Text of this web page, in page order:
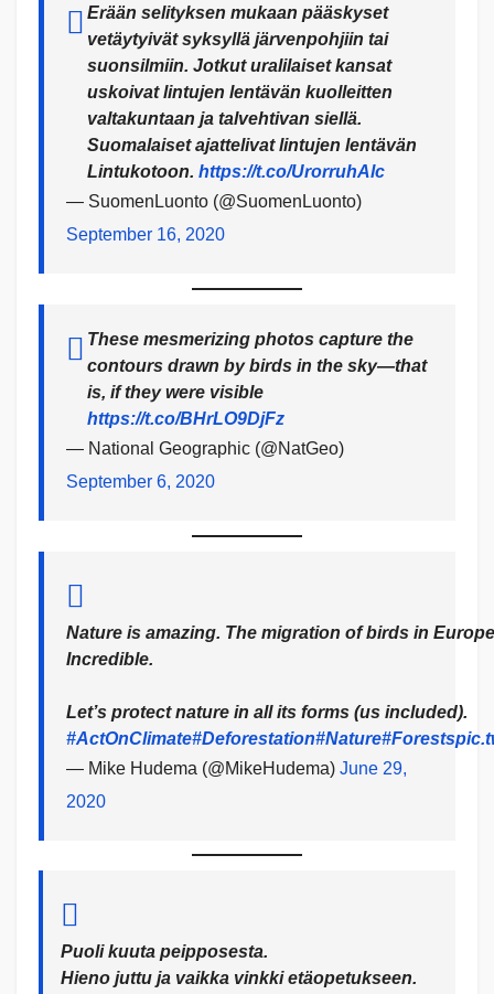
Erään selityksen mukaan pääskyset
vetäytyivät syksyllä järvenpohjiin tai
suonsilmiin. Jotkut uralilaiset kansat
uskoivat lintujen lentävän kuolleitten
valtakuntaan ja talvehtivan siellä.
Suomalaiset ajattelivat lintujen lentävän
Lintukotoon. https://t.co/UrorruhAlc
— SuomenLuonto (@SuomenLuonto)
September 16, 2020
These mesmerizing photos capture the
contours drawn by birds in the sky—that
is, if they were visible
https://t.co/BHrLO9DjFz
— National Geographic (@NatGeo)
September 6, 2020
Nature is amazing. The migration of birds in
Incredible.
Let’s protect nature in all its forms (us included).
#ActOnClimate#Deforestation#Nature#Forests
— Mike Hudema (@MikeHudema) June 29,
2020
Puoli kuuta peipposesta.
Hieno juttu ja vaikka vinkki etäopetukseen.